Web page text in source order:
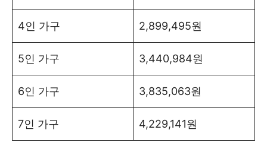
4인 가구 2,899,495원
5인 가구 3,440,984원
6인 가구 3,835,063원
7인 가구 4,229,141원